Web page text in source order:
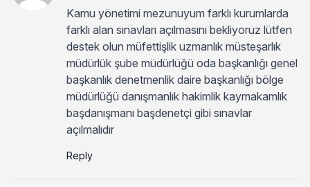
Kamu yönetimi mezunuyum farklı kurumlarda
farklı alan sınavları açılmasını bekliyoruz lütfen
destek olun müfettişlik uzmanlık müsteşarlık
müdürlük şube müdürlüğü oda başkanlığı genel
başkanlık denetmenlik daire başkanlığı bölge
müdürlüğü danışmanlık hakimlik kaymakamlık
başdanışmanı başdenetçi gibi sınavlar
açılmalıdır
Reply